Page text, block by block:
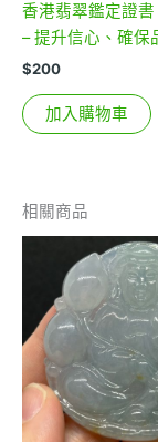
香港翡翠鑑定證
– 提升信心、確保
$200
加入購物車
相關商品